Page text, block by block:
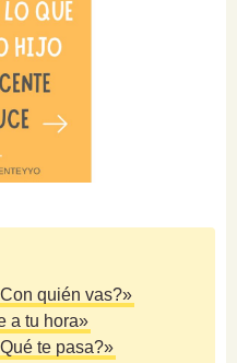
quién vas?»
a tu hora»
te pasa?»